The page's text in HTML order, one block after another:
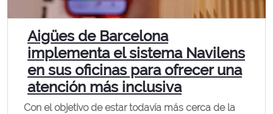
Aigües de Barcelona
implementa el sistema Navilens
en sus oficinas para ofrecer una
atención más inclusiva
Con el objetivo de estar todavía más cerca de la